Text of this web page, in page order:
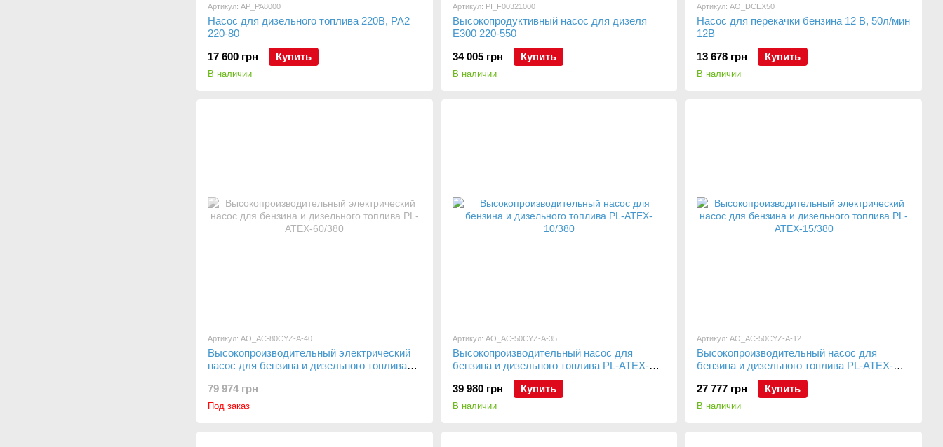
Артикул: AP_PA8000
Насос для дизельного топлива 220В, PA2
220-80
17 600 грн
Купить
В наличии
Артикул: PI_F00321000
Высокопродуктивный насос для дизеля
Е300 220-550
34 005 грн
Купить
В наличии
Артикул: AO_DCEX50
Насос для перекачки бензина 12 В, 50л/мин
12В
13 678 грн
Купить
В наличии
Артикул: AO_AC-80CYZ-A-40
Высокопроизводительный электрический
насос для бензина и дизельного топлива
79 974 грн
Под заказ
Артикул: AO_AC-50CYZ-A-35
Высокопроизводительный насос для
бензина и дизельного топлива PL-ATEX-
39 980 грн
Купить
В наличии
Артикул: AO_AC-50CYZ-A-12
Высокопроизводительный насос для
бензина и дизельного топлива PL-ATEX-
27 777 грн
Купить
В наличии